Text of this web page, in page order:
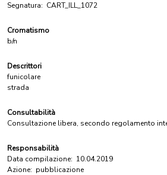
Segnatura: CART_ILL_1072
Cromatismo
b/n
Descrittori
funicolare
strada
Consultabilità
Consultazione libera, secondo regolamento
Responsabilità
Data compilazione: 10.04.2019
Azione: pubblicazione